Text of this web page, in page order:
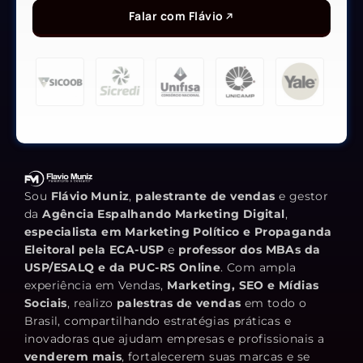
Falar com Flávio
Sou Flávio Muniz, palestrante de vendas e gestor
daAgência Espalhando Marketing Digital,
especialista em Marketing Político e Propaganda
Eleitoral pela ECA-USP e professor dos MBAs da
USP/ESALQ e da PUC-RS Online. Com ampla
experiência em Vendas, Marketing, SEO e Mídias
Sociais, realizo palestras de vendas em todo o
Brasil, compartilhando estratégias práticas e
inovadoras que ajudam empresas e profissionais a
venderem mais, fortalecerem suas marcas e se